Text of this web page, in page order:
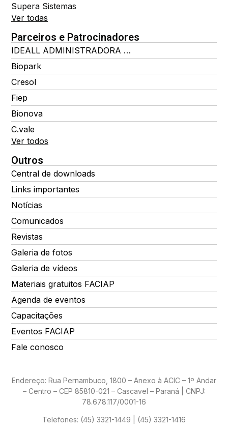
Supera Sistemas
Ver todas
Parceiros e Patrocinadores
IDEALL ADMINISTRADORA DE BENEFÍCIOS
Biopark
Cresol
Fiep
Bionova
C.vale
Ver todos
Outros
Central de downloads
Links importantes
Notícias
Comunicados
Revistas
Galeria de fotos
Galeria de vídeos
Materiais gratuitos FACIAP
Agenda de eventos
Capacitações
Eventos FACIAP
Fale conosco
Endereço: Rua Pernambuco, 1800 – Anexo à ACIC – 1º Andar
– Centro – CEP 85810-021 – Cascavel – Paraná | CNPJ:
78.678.117/0001-16
Telefones: (45) 3321-1449 | (45) 3321-1416